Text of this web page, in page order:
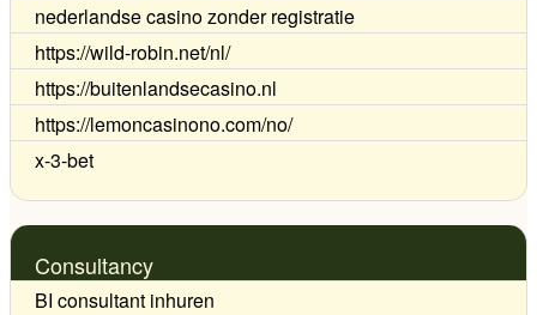
nederlandse casino zonder registratie
https://wild-robin.net/nl/
https://buitenlandsecasino.nl
https://lemoncasinono.com/no/
x-3-bet
Consultancy
BI consultant inhuren